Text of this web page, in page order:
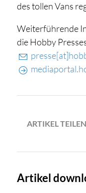
des tollen Vans
Weiterführende
die Hobby
ARTIKEL
Artikel